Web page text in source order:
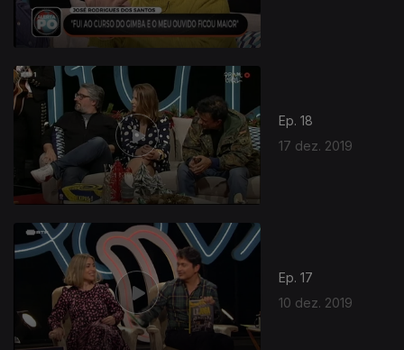
Ep. 18
17 dez. 2019
Ep. 17
10 dez. 2019